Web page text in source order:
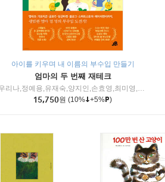
아이를 키우며 내 이름의 부수입 만들기
엄마의 두 번째 재테크
우리나,정예용,유재숙,양지인,손효영,최미영,조민주,이진현,차미숙,서미숙 저
15,750원 (10% +5% )